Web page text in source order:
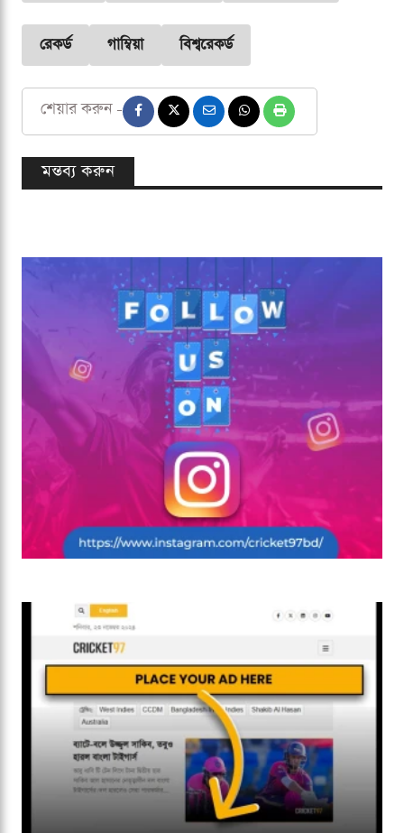
রেকর্ড গাম্বিয়া বিশ্বরেকর্ড
শেয়ার করুন -
মন্তব্য করুন